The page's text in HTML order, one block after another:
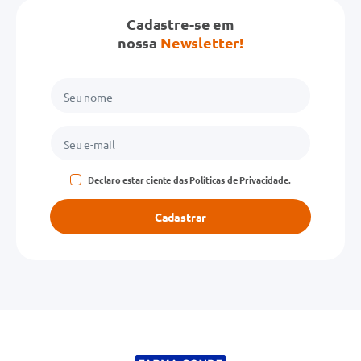
Cadastre-se em
nossa Newsletter!
Declaro estar ciente dasPolíticas de Privacidade.
Cadastrar